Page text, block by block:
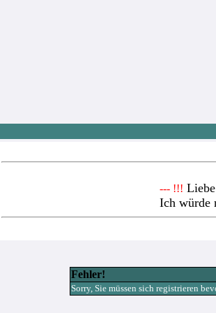
--- !!!
Ich würde
Fehler!
Sorry, Sie müssen sich registrieren